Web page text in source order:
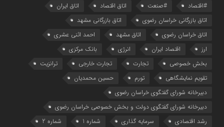
#اقتصاد #صنعت اتاق اقتصاد
اتاق ایران
اتاق بازرگانی خراسان رضوی
اتاق بازرگانی مشهد
اتاق خراسان رضوی
اتاق مشهد
احمد اثنی عشری
ارز
اقتصاد ایران انرژی
بانک مرکزی
بخش خصوصی
تجارت تجارت خارجی
ترانزیت
تقویم نمایشگاهی
تورم
حسین محمدیان
دبیرخانه شورای گفتگوی خراسان رضوی
دبیرخانه شورای گفتگوی دولت و بخش خصوصی خراسان رضوی
رشد اقتصادی
سرمایه گذاری شماره 1
شماره 2